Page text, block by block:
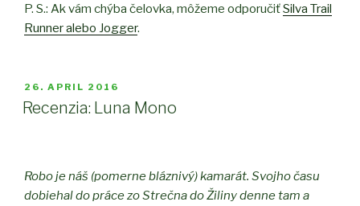
P. S.: Ak vám chýba čelovka, môžeme odporučiťSilva Trail
Runner alebo Jogger.
POSTED
ON
26. APRIL 2016
Recenzia: Luna Mono
Robo je náš (pomerne bláznivý) kamarát. Svojho času
dobiehal do práce zo Strečna do Žiliny denne tam a